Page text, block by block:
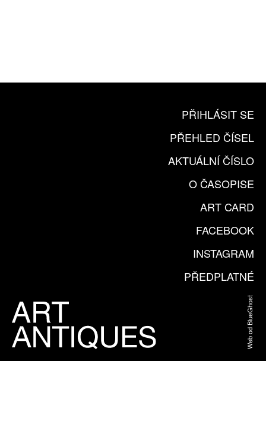
PŘIHLÁSIT SE
PŘEHLED ČÍSEL
AKTUÁLNÍ ČÍSLO
O ČASOPISE
ART CARD
FACEBOOK
INSTAGRAM
PŘEDPLATNÉ
Web od BlueGhost